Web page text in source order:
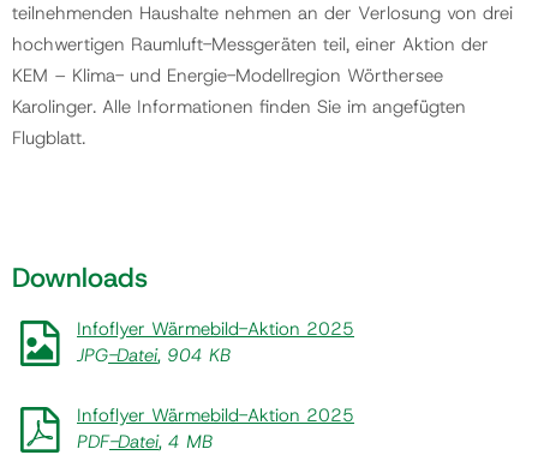
teilnehmenden Haushalte nehmen an der Verlosung von drei
hochwertigen Raumluft-Messgeräten teil, einer Aktion der
KEM – Klima- und Energie-Modellregion Wörthersee
Karolinger. Alle Informationen finden Sie im angefügten
Flugblatt.
Downloads
Infoflyer Wärmebild-Aktion 2025
JPG-Datei, 904 KB
Infoflyer Wärmebild-Aktion 2025
PDF-Datei, 4 MB